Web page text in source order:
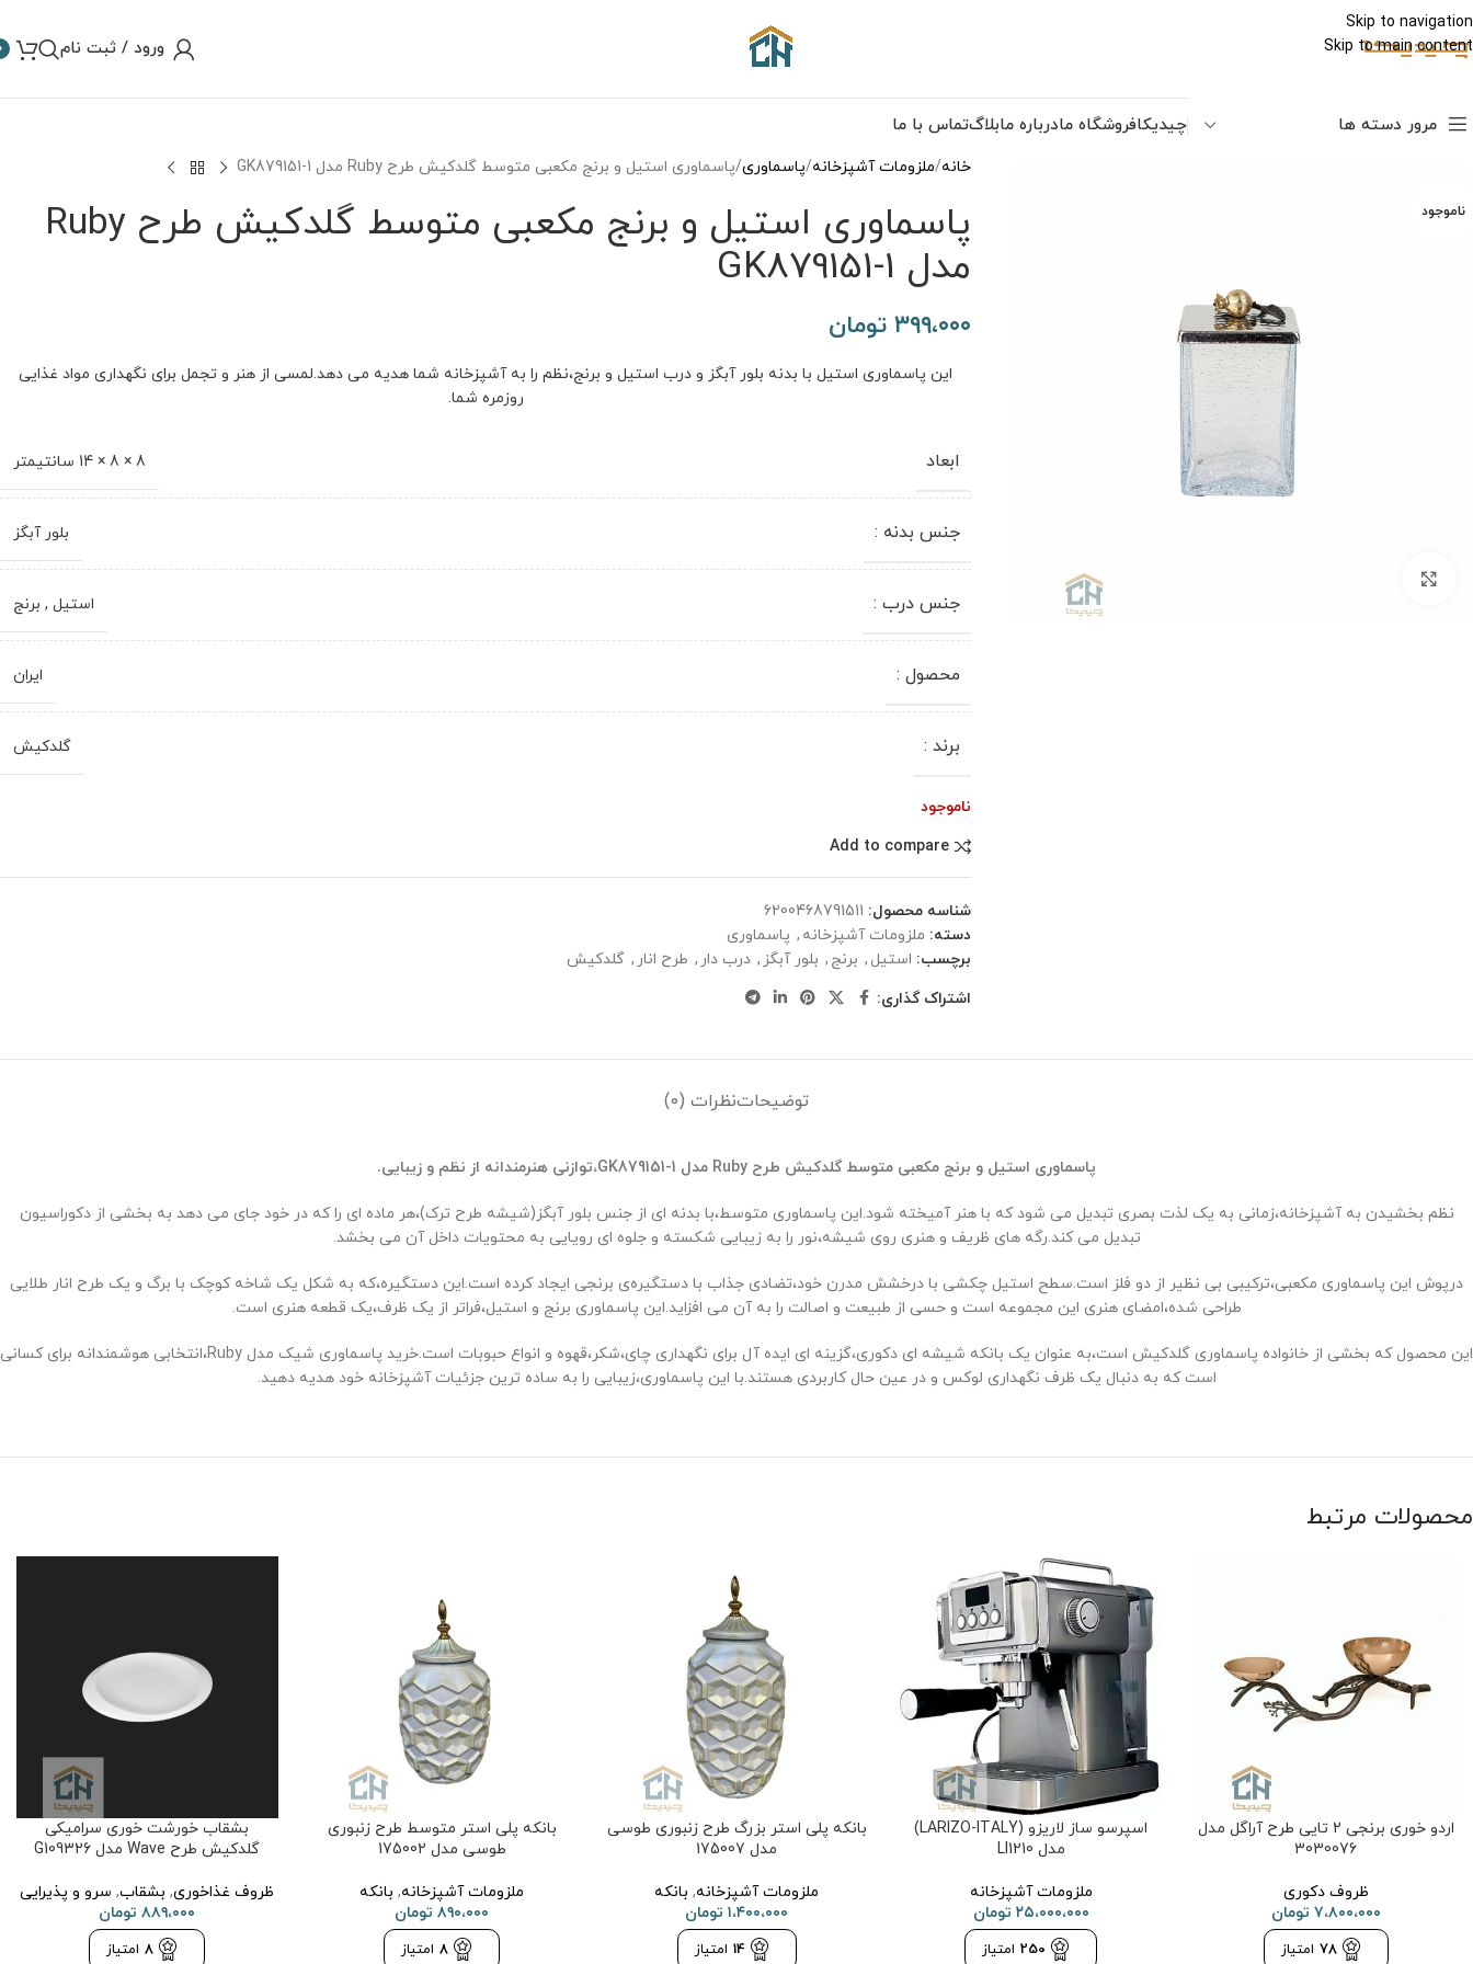
Skip to navigation
Skip to main content
ورود / ثبت نام
مرور دسته ها چیدیکافروشگاه مادرباره مابلاگتماس با ما
ناموجود
خانه ملزومات آشپزخانه پاسماوری پاسماوری استیل و برنج مکعبی متوسط گلدکیش طرح Ruby مدل GK879151-1
پاسماوری استیل و برنج مکعبی متوسط گلدکیش طرح Ruby
مدل GK879151-1
۳۹۹،۰۰۰ تومان
این پاسماوری استیل با بدنه بلور آبگز و درب استیل و برنج،نظم را به آشپزخانه شما هدیه می ‌دهد.لمسی از هنر و تجمل برای نگهداری مواد غذایی
روزمره شما.
ابعاد 8 × 8 × 14 سانتیمتر
جنس بدنه : بلور آبگز
جنس درب : استیل , برنج
محصول : ایران
برند : گلدکیش
ناموجود
Add to compare
شناسه محصول: 6200468791511
دسته: ملزومات آشپزخانه , پاسماوری
برچسب: استیل , برنج , بلور آبگز , درب دار , طرح انار , گلدکیش
اشتراک گذاری:
توضیحاتنظرات (0)
پاسماوری استیل و برنج مکعبی متوسط گلدکیش طرح مدل ،توازنی هنرمندانه از نظم و زیبایی.
نظم بخشیدن به آشپزخانه،زمانی به یک لذت بصری تبدیل می ‌شود که با هنر آمیخته شود.این پاسماوری متوسط،با بدنه ‌ای از جنس بلور آبگز(شیشه طرح ترک)،هر ماده ‌ای را که در خود جای می ‌دهد به بخشی از دکوراسیون
تبدیل می ‌کند.رگه‌ های ظریف و هنری روی شیشه،نور را به زیبایی شکسته و جلوه ‌ای رویایی به محتویات داخل آن می ‌بخشد.
درپوش این پاسماوری مکعبی،ترکیبی بی‌ نظیر از دو فلز است.سطح استیل چکشی با درخشش مدرن خود،تضادی جذاب با دستگیره‌ی برنجی ایجاد کرده است.این دستگیره،که به شکل یک شاخه کوچک با برگ و یک طرح انار طلایی
طراحی شده،امضای هنری این مجموعه است و حسی از طبیعت و اصالت را به آن می ‌افزاید.این پاسماوری برنج و استیل،فراتر از یک ظرف،یک قطعه هنری است.
این محصول که بخشی از خانواده پاسماوری گلدکیش است،به عنوان یک بانکه شیشه ای دکوری،گزینه ‌ای ایده ‌آل برای نگهداری چای،شکر،قهوه و انواع حبوبات است.خرید پاسماوری شیک مدل Ruby،انتخابی هوشمندانه برای کسانی
است که به دنبال یک ظرف نگهداری لوکس و در عین حال کاربردی هستند.با این پاسماوری،زیبایی را به ساده ‌ترین جزئیات آشپزخانه خود هدیه دهید.
محصولات مرتبط
اردو خوری برنجی 2 تایی طرح آراگل مدل
3030076
ظروف دکوری
۷،۸۰۰،۰۰۰ تومان
78 امتیاز
اسپرسو ساز لاریزو (LARIZO-ITALY)
مدل LI1210
ملزومات آشپزخانه
۲۵،۰۰۰،۰۰۰ تومان
250 امتیاز
بانکه پلی استر بزرگ طرح زنبوری طوسی
مدل 175007
ملزومات آشپزخانه, بانکه
۱،۴۰۰،۰۰۰ تومان
14 امتیاز
بانکه پلی استر متوسط طرح زنبوری
طوسی مدل 175002
ملزومات آشپزخانه, بانکه
۸۹۰،۰۰۰ تومان
8 امتیاز
بشقاب خورشت خوری سرامیکی
گلدکیش طرح Wave مدل G109326
ظروف غذاخوری, بشقاب, سرو و پذیرایی
۸۸۹،۰۰۰ تومان
8 امتیاز